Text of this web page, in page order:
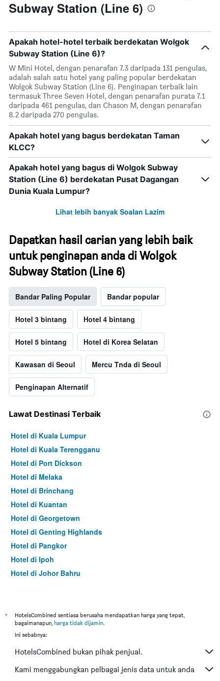
Subway Station (Line 6)
Apakah hotel-hotel terbaik berdekatan Wolgok
Subway Station (Line 6)?
W Mini Hotel, dengan penarafan 7.3 daripada 131 pengulas,
adalah salah satu hotel yang paling popular berdekatan
Wolgok Subway Station (Line 6). Penginapan terbaik lain
termasuk Three Seven Hotel, dengan penarafan purata 7.1
daripada 461 pengulas, dan Chason M, dengan penarafan
8.2 daripada 270 pengulas.
Apakah hotel yang bagus berdekatan Taman
KLCC?
Apakah hotel yang bagus di Wolgok Subway
Station (Line 6) berdekatan Pusat Dagangan
Dunia Kuala Lumpur?
Lihat lebih banyak Soalan Lazim
Dapatkan hasil carian yang lebih baik
untuk penginapan anda di Wolgok
Subway Station (Line 6)
Bandar Paling Popular Bandar popular
Hotel 3 bintang Hotel 4 bintang
Hotel 5 bintang Hotel di Korea Selatan
Kawasan di Seoul Mercu Tnda di Seoul
Penginapan Alternatif
Lawat Destinasi Terbaik
Hotel di Kuala Lumpur
Hotel di Kuala Terengganu
Hotel di Port Dickson
Hotel di Melaka
Hotel di Brinchang
Hotel di Kuantan
Hotel di Georgetown
Hotel di Genting Highlands
Hotel di Pangkor
Hotel di Ipoh
Hotel di Johor Bahru
Hotel di Kuching
Hotel di Tokyo
Hotel di Bangkok
Hotel di Putrajaya
*
HotelsCombined sentiasa berusaha mendapatkan harga yang tepat,
bagaimanapun, harga tidak dijamin.
Ini sebabnya:
HotelsCombined bukan pihak penjual.
Kami menggabungkan pelbagai jenis data untuk anda